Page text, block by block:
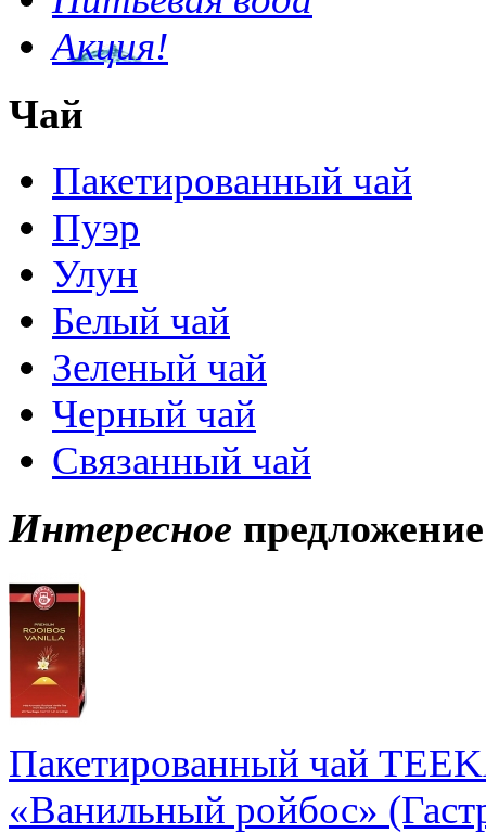
Акция!
Чай
Пакетированный чай
Пуэр
Улун
Белый чай
Зеленый чай
Черный чай
Связанный чай
Интересное предложение
Пакетированный чай
«Ванильный ройбос»